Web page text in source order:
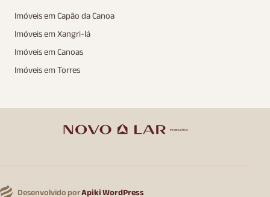
Imóveis em Capão da Canoa
Imóveis em Xangri-lá
Imóveis em Canoas
Imóveis em Torres
Desenvolvido porApiki WordPress